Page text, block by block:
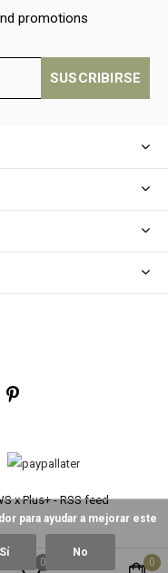
promotions
SUSCRIBIRSE
xPlus+-RSS feed
0 0
para ayudar a mejorar este
Sí No